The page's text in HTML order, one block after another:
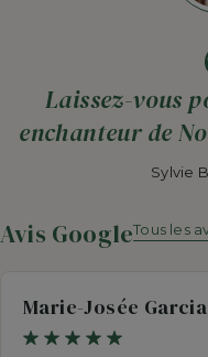
Laissez-vous
enchanteur de
Sylvie
Avis GoogleTous les
Marie-Josée Garcia